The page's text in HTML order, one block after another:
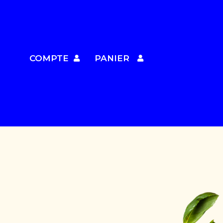
COMPTE PANIER